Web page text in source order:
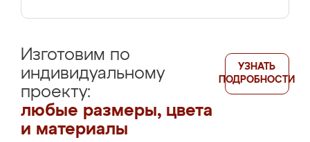
Изготовим по
индивидуальному
проекту:
любые размеры, цвета
и материалы
УЗНАТЬ
ПОДРОБНОСТИ